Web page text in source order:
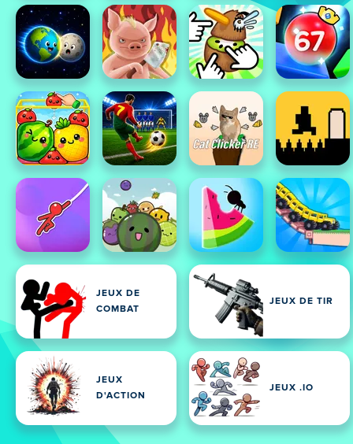
JEUX DE
COMBAT
JEUX DE TIR
JEUX
D'ACTION
JEUX .IO